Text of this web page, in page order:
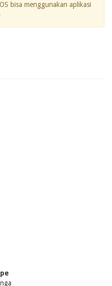
bisa menggunakan aplikasi